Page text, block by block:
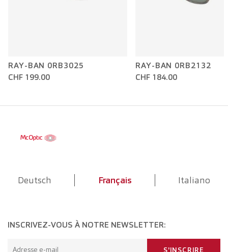
RAY-BAN 0RB3025
CHF 199.00
RAY-BAN 0RB2132
CHF 184.00
Deutsch Français Italiano
INSCRIVEZ-VOUS À NOTRE NEWSLETTER:
Adresse e-mail S'INSCRIRE